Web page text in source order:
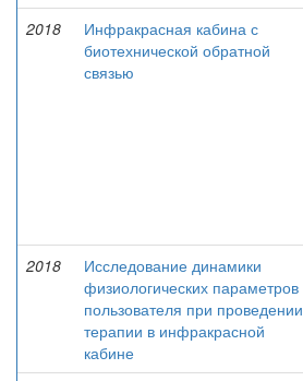
2018
Инфракрасная кабина с
биотехнической обратной
связью
2018
Исследование динамики
физиологических параметров
пользователя при проведении
терапии в инфракрасной
кабине